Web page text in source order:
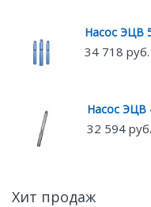
Насос ЭЦВ
34 718 руб.
Насос ЭЦВ
32 594 руб.
Хит продаж